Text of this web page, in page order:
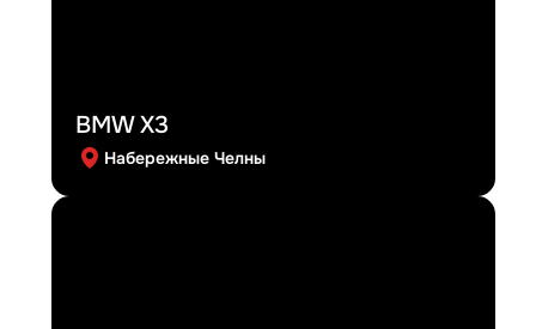
BMW X3
Набережные Челны